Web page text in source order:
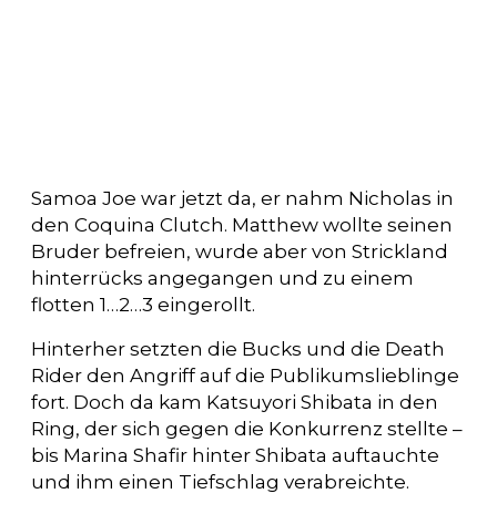
Samoa Joe war jetzt da, er nahm Nicholas in
den Coquina Clutch. Matthew wollte seinen
Bruder befreien, wurde aber von Strickland
hinterrücks angegangen und zu einem
flotten 1…2…3 eingerollt.
Hinterher setzten die Bucks und die Death
Rider den Angriff auf die Publikumslieblinge
fort. Doch da kam Katsuyori Shibata in den
Ring, der sich gegen die Konkurrenz stellte –
bis Marina Shafir hinter Shibata auftauchte
und ihm einen Tiefschlag verabreichte.